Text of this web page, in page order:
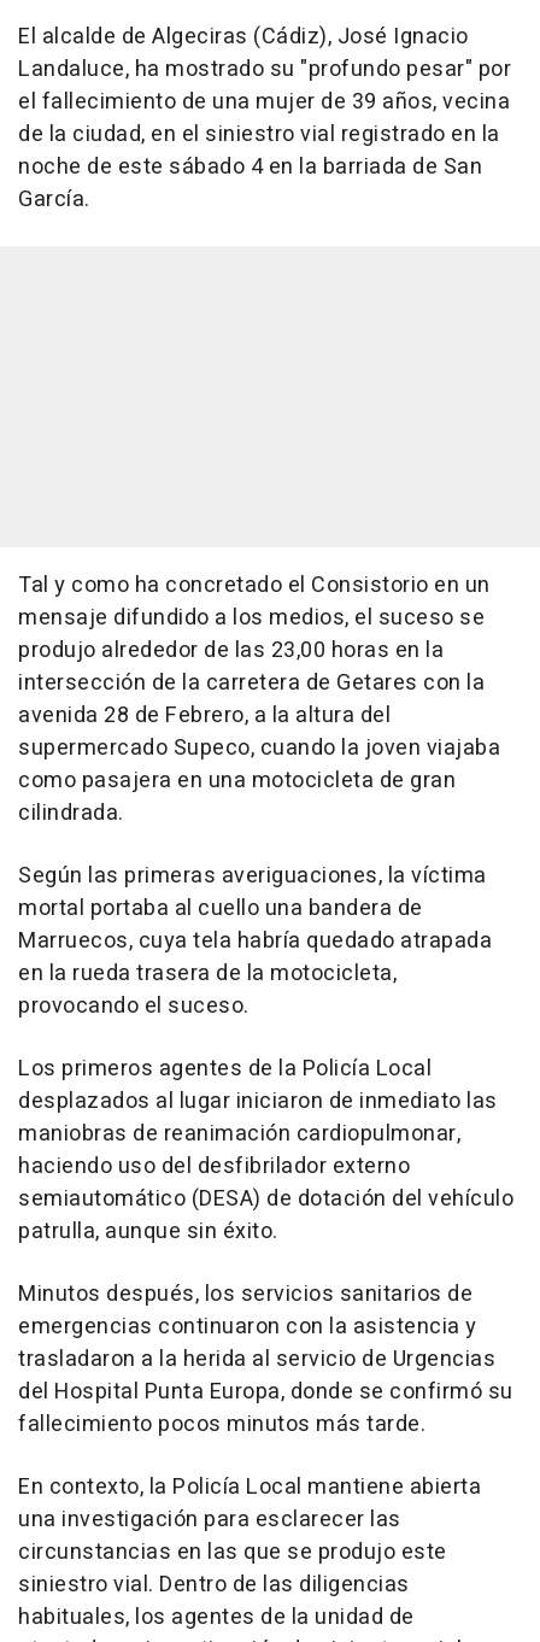
El alcalde de Algeciras (Cádiz), José Ignacio
Landaluce, ha mostrado su "profundo pesar" por
el fallecimiento de una mujer de 39 años, vecina
de la ciudad, en el siniestro vial registrado en la
noche de este sábado 4 en la barriada de San
García.
Tal y como ha concretado el Consistorio en un
mensaje difundido a los medios, el suceso se
produjo alrededor de las 23,00 horas en la
intersección de la carretera de Getares con la
avenida 28 de Febrero, a la altura del
supermercado Supeco, cuando la joven viajaba
como pasajera en una motocicleta de gran
cilindrada.
Según las primeras averiguaciones, la víctima
mortal portaba al cuello una bandera de
Marruecos, cuya tela habría quedado atrapada
en la rueda trasera de la motocicleta,
provocando el suceso.
Los primeros agentes de la Policía Local
desplazados al lugar iniciaron de inmediato las
maniobras de reanimación cardiopulmonar,
haciendo uso del desfibrilador externo
semiautomático (DESA) de dotación del vehículo
patrulla, aunque sin éxito.
Minutos después, los servicios sanitarios de
emergencias continuaron con la asistencia y
trasladaron a la herida al servicio de Urgencias
del Hospital Punta Europa, donde se confirmó su
fallecimiento pocos minutos más tarde.
En contexto, la Policía Local mantiene abierta
una investigación para esclarecer las
circunstancias en las que se produjo este
siniestro vial. Dentro de las diligencias
habituales, los agentes de la unidad de